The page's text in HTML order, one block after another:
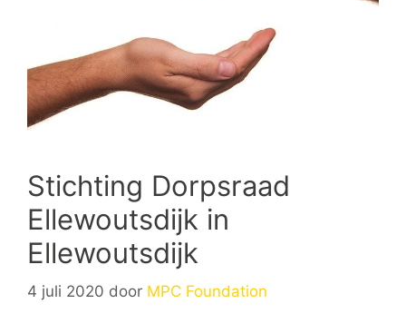
Stichting Dorpsraad
Ellewoutsdijk in
Ellewoutsdijk
4 juli 2020 door MPC Foundation